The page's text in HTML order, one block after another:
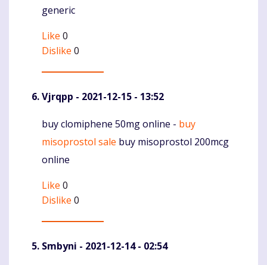
generic
Like 0
Dislike 0
Vjrqpp - 2021-12-15 - 13:52
Komentaras
buy clomiphene 50mg online - buy
misoprostol sale buy misoprostol 200mcg
online
Like 0
Dislike 0
Smbyni - 2021-12-14 - 02:54